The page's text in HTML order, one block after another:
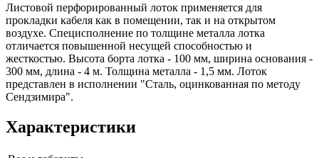
Листовой перфорированный лоток применяется для
прокладки кабеля как в помещении, так и на открытом
воздухе. Специсполнение по толщине металла лотка
отличается повышенной несущей способностью и
жесткостью. Высота борта лотка - 100 мм, ширина основания -
300 мм, длина - 4 м. Толщина металла - 1,5 мм. Лоток
представлен в исполнении "Сталь, оцинкованная по методу
Сендзимира".
Характеристики